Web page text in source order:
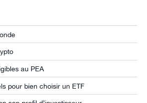
au PEA
pour bien choisir un ETF